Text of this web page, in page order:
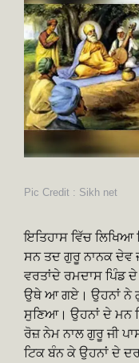
Pic Credit : Sikh net
ਇਤਿਹਾਸ ਵਿੱਚ
ਸਨ ਤਦ ਗੁਰੂ ਨਾਨਕ ਦੇਵ
ਵਰਤਾਂਦੇ ਰਮਦਾਸ ਪਿੰਡ
ਉਥੇ ਆ ਗਏ। ਉਹਨਾਂ ਨੇ
ਸੁਣਿਆ। ਉਹਨਾਂ ਦੇ ਮਨ
ਰੋਜ਼ ਨੇਮ ਨਾਲ ਗੁਰੂ ਜੀ
ਟਿਕ ਬੰਨ ਕੇ ਉਹਨਾਂ ਦੇ